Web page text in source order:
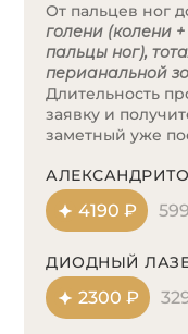
Пакет 3 — это
Включает в себя:
бикини
дорожка +
губа.
прямо сейчас!
7200 ₽
ДИОДНЫЙ
3850 ₽